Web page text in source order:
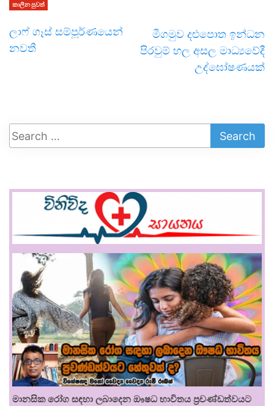
කාලීන පුවත්
ලාෆ් ගෑස් සම්පූර්ණයෙන්
නවතී
මීගමුව දළුපොත ඉන්ධන
පිරවුම් හල අසල මාධ්‍යවේදී
උද්ඝෝෂණයක්
මානසික රෝග සඳහා ලබාදෙන ඖෂධ භාවිතය ප්‍රචණ්ඩත්වයට